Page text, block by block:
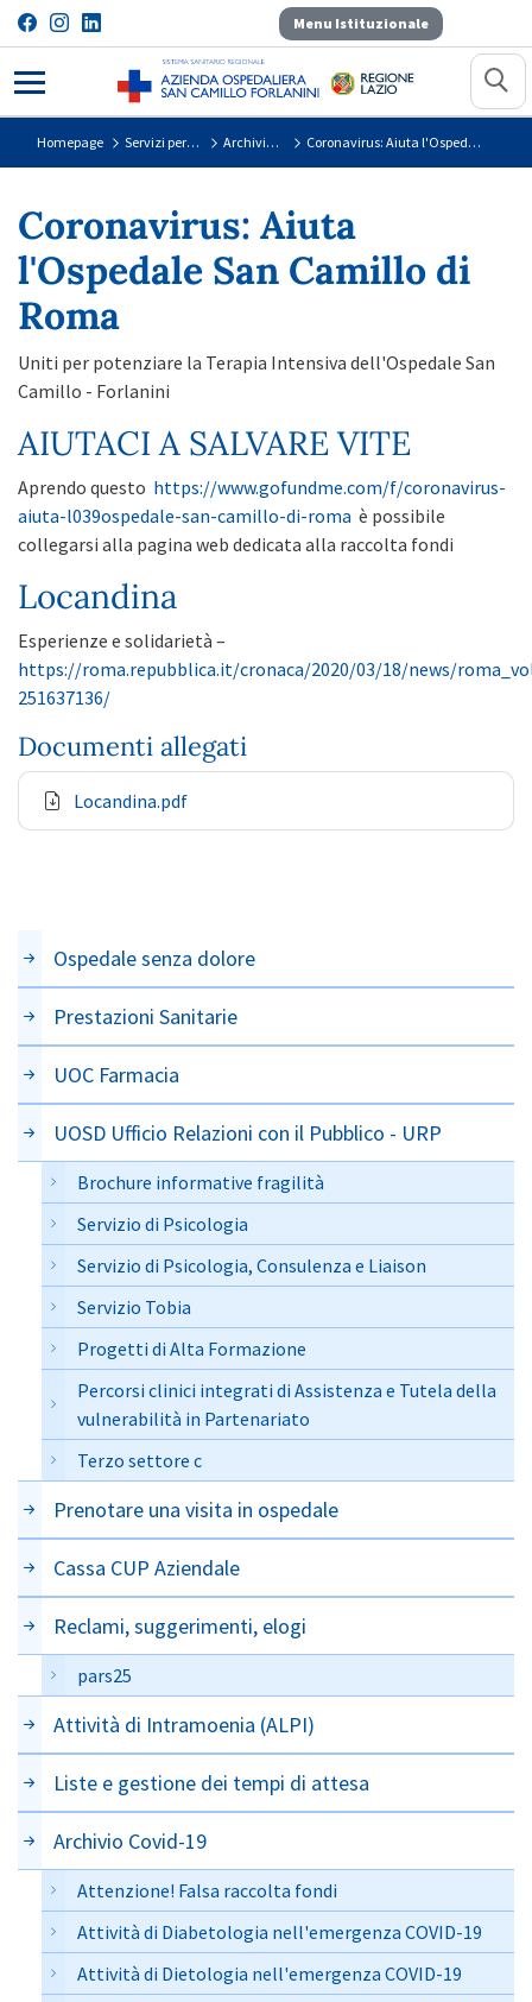
Menu Istituzionale
Coronavirus: Aiuta
Homepage Servizi per il Cittadino Archivio Covid-19 Coronavirus: Aiuta l'Ospedale San Camillo di Roma
Coronavirus: Aiuta
l'Ospedale San Camillo di
Roma
Uniti per potenziare la Terapia Intensiva dell'Ospedale San
Camillo - Forlanini
AIUTACI A SALVARE VITE
Aprendo questo https://www.gofundme.com/f/coronavirus-
aiuta-l039ospedale-san-camillo-di-roma è possibile
collegarsi alla pagina web dedicata alla raccolta fondi
Locandina
Esperienze e solidarietà –
https://roma.repubblica.it/cronaca/2020/03/18/news/
251637136/
Documenti allegati
Locandina.pdf
Ospedale senza dolore
Prestazioni Sanitarie
UOC Farmacia
UOSD Ufficio Relazioni con il Pubblico - URP
Brochure informative fragilità
Servizio di Psicologia
Servizio di Psicologia, Consulenza e Liaison
Servizio Tobia
Progetti di Alta Formazione
Percorsi clinici integrati di Assistenza e Tutela della
vulnerabilità in Partenariato
Terzo settore c
Prenotare una visita in ospedale
Cassa CUP Aziendale
Reclami, suggerimenti, elogi
pars25
Attività di Intramoenia (ALPI)
Liste e gestione dei tempi di attesa
Archivio Covid-19
Attenzione! Falsa raccolta fondi
Attività di Diabetologia nell'emergenza COVID-19
Attività di Dietologia nell'emergenza COVID-19